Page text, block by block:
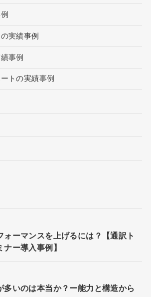
実績事例
事例
トの実績事例
ォーマンスを上げるには？【通訳ト
ー導入事例】
多いのは本当か？ー能力と構造から